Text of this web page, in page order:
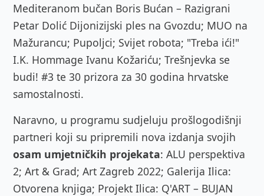
Mediteranom bučan Boris Bućan – Razigrani
Petar Dolić Dijonizijski ples na Gvozdu; MUO na
Mažurancu; Pupoljci; Svijet robota; "Treba ići!"
I.K. Hommage Ivanu Kožariću; Trešnjevka se
budi! #3 te 30 prizora za 30 godina hrvatske
samostalnosti.
Naravno, u programu sudjeluju prošlogodišnji
partneri koji su pripremili nova izdanja svojih
osam umjetničkih projekata: ALU perspektiva
2; Art & Grad; Art Zagreb 2022; Galerija Ilica:
Otvorena knjiga; Projekt Ilica: Q'ART – BUJAN